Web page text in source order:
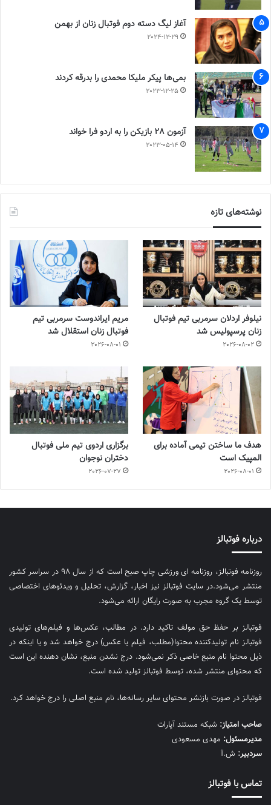
آغاز لیگ دسته دوم فوتبال زنان از بهمن
2024-12-29
بمی‌ها پیکر ملیکا محمدی را بدرقه کردند
2023-12-25
آزمون 28 بازیکن را به اردو فرا خواند
2023-05-14
نوشته‌های تازه
نیلوفر اردلان سرمربی تیم فوتبال
زنان پرسپولیس شد
2026-08-02
مریم ایراندوست سرمربی تیم
فوتبال زنان استقلال شد
2026-08-01
هدف ما ساختن تیمی آماده برای
المپیک است
2026-08-01
برگزاری اردوی تیم ملی فوتبال
دختران نوجوان
2026-07-27
درباره فوتبالز
روزنامه فوتبالز، روزنامه ای ورزشی چاپ صبح است که از سال ۹۸ در سراسر کشور
منتشر می‌شود.در سایت فوتبالز نیز اخبار، گزارش، تحلیل و ویدئوهای اختصاصی
توسط یک گروه مجرب به صورت رایگان ارائه می‌شود.
فوتبالز بر حفظ حق مولف تاکید دارد. در مطالب، عکس‌ها و فیلم‌های تولیدی
فوتبالز نام تولیدکننده محتوا(مطلب، فیلم یا عکس) درج خواهد شد و یا اینکه در
ذیل محتوا نام منبع خاصی ذکر نمی‌‎شود. درج نشدن منبع، نشان دهنده این است
که محتوای منتشر شده، توسط فوتبالز تولید شده است.
فوتبالز در صورت بازنشر محتوای سایر رسانه‌ها، نام منبع اصلی را درج خواهد کرد.
صاحب امتیاز: شبکه مستند آپارات
مديرمسئول: مهدی مسعودی
سردبیر: ش.آ
تماس با فوتبالز